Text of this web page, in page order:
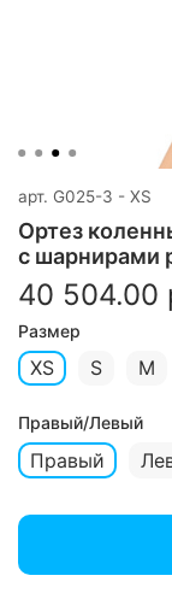
арт. G025-3 - XS
Ортез
с шарнирами
40 504.00
Размер
XS S M
Правый/Левый
Правый